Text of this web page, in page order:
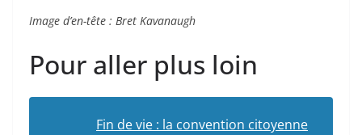
Image d’en-tête : Bret Kavanaugh
Pour aller plus loin
Fin de vie : la convention citoyenne